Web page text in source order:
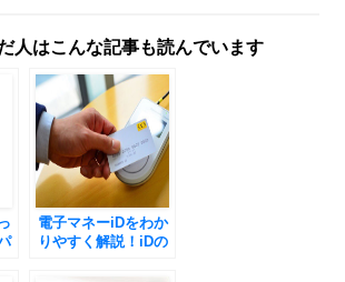
人はこんな記事も読んでいます
電子マネーiDをわか
りやすく解説！iDの